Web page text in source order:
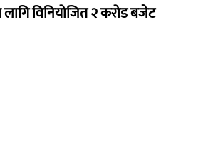
लागि विनियोजित २ करोड बजेट